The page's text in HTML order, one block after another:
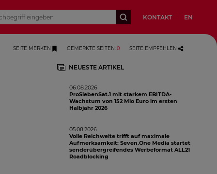
KONTAKT EN
SEITE MERKEN GEMERKTE SEITEN:0 SEITE EMPFEHLEN
NEUESTE ARTIKEL
06.08.2026
ProSiebenSat.1 mit starkem EBITDA-
Wachstum von 152 Mio Euro im ersten
Halbjahr 2026
05.08.2026
Volle Reichweite trifft auf maximale
Aufmerksamkeit: Seven.One Media startet
senderübergreifendes Werbeformat ALL21
Roadblocking